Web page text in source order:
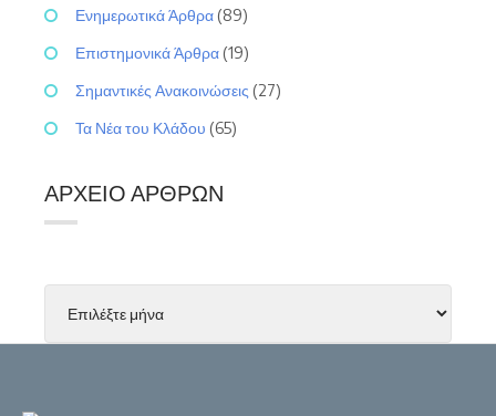
Ενημερωτικά Άρθρα (89)
Επιστημονικά Άρθρα (19)
Σημαντικές Ανακοινώσεις (27)
Τα Νέα του Κλάδου (65)
ΑΡΧΕΊΟ ΆΡΘΡΩΝ